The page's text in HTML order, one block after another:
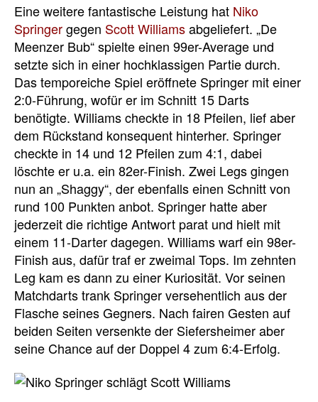
Eine weitere fantastische Leistung hat Niko
Springergegen Scott Williamsabgeliefert. „De
Meenzer Bub“ spielte einen 99er-Average und
setzte sich in einer hochklassigen Partie durch.
Das temporeiche Spiel eröffnete Springer mit einer
2:0-Führung, wofür er im Schnitt 15 Darts
benötigte. Williams checkte in 18 Pfeilen, lief aber
dem Rückstand konsequent hinterher. Springer
checkte in 14 und 12 Pfeilen zum 4:1, dabei
löschte er u.a. ein 82er-Finish. Zwei Legs gingen
nun an „Shaggy“, der ebenfalls einen Schnitt von
rund 100 Punkten anbot. Springer hatte aber
jederzeit die richtige Antwort parat und hielt mit
einem 11-Darter dagegen. Williams warf ein 98er-
Finish aus, dafür traf er zweimal Tops. Im zehnten
Leg kam es dann zu einer Kuriosität. Vor seinen
Matchdarts trank Springer versehentlich aus der
Flasche seines Gegners. Nach fairen Gesten auf
beiden Seiten versenkte der Siefersheimer aber
seine Chance auf der Doppel 4 zum 6:4-Erfolg.